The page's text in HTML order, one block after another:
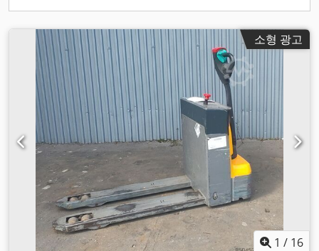
소형 광고
1 / 16